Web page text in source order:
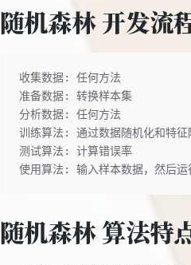
随机森林 开发流
收集数据: 任何方法
准备数据: 转换样本集
分析数据: 任何方法
训练算法: 通过数据随机化和特征
测试算法: 计算错误率
使用算法: 输入样本数据，然后运
随机森林 算法特